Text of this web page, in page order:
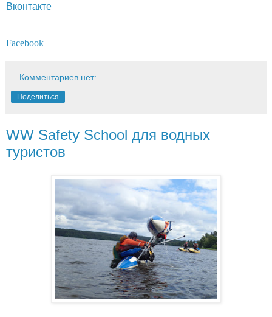
Вконтакте
Facebook
Комментариев нет:
Поделиться
WW Safety School для водных
туристов